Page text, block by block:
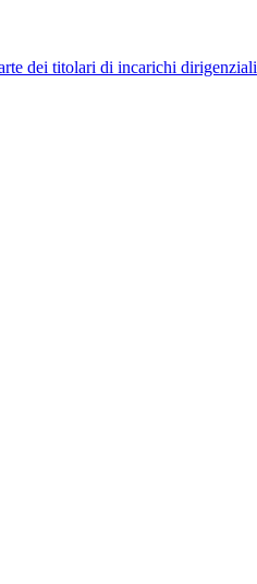
dei titolari di incarichi dirigenziali